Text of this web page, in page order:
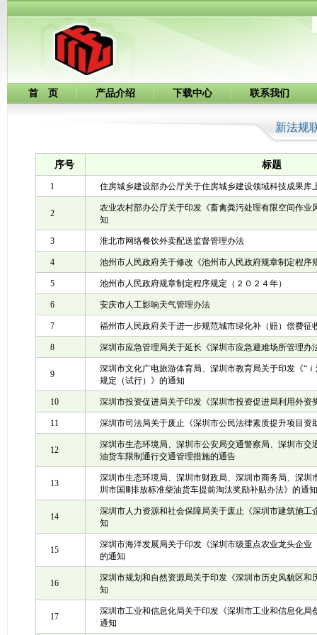
首 页 产品介绍 下载中心 联系我们
新法规
序号 标题
1 住房城乡建设部办公厅关于住房城乡建设领域科技成果库
2
农业农村部办公厅关于印发《畜禽粪污处理有限空间作业
知
3 淮北市网络餐饮外卖配送监督管理办法
4 池州市人民政府关于修改《池州市人民政府规章制定程序
5 池州市人民政府规章制定程序规定（２０２４年）
6 安庆市人工影响天气管理办法
7 福州市人民政府关于进一步规范城市绿化补（赔）偿费征
8 深圳市应急管理局关于延长《深圳市应急避难场所管理办
9
深圳市文化广电旅游体育局、深圳市教育局关于印发《“
规定（试行）》的通知
10 深圳市投资促进局关于印发《深圳市投资促进局利用外资
11 深圳市司法局关于废止《深圳市公民法律素质提升项目资
12
深圳市生态环境局、深圳市公安局交通警察局、深圳市
油货车限制通行交通管理措施的通告
13
深圳市生态环境局、深圳市财政局、深圳市商务局、深圳
圳市国Ⅲ排放标准柴油货车提前淘汰奖励补贴办法》的通知
14
深圳市人力资源和社会保障局关于废止《深圳市建筑施工
知
15
深圳市海洋发展局关于印发《深圳市级重点农业龙头企业
的通知
16
深圳市规划和自然资源局关于印发《深圳市历史风貌区和
知
17
深圳市工业和信息化局关于印发《深圳市工业和信息化局
通知